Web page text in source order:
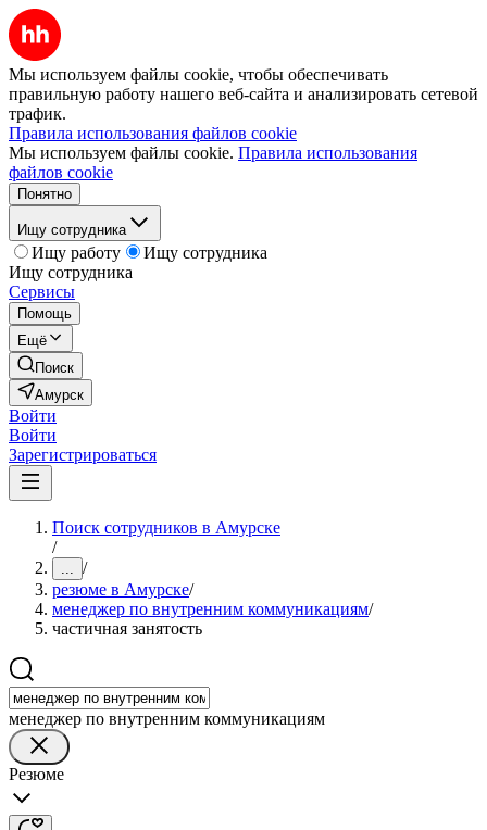
Мы используем файлы cookie, чтобы обеспечивать
правильную работу нашего веб-сайта и анализировать сетевой
трафик.
Правила использования файлов cookie
Мы используем файлы cookie. Правила использования
файлов cookie
Понятно
Ищу сотрудника
Ищу работу
Ищу сотрудника
Ищу сотрудника
Сервисы
Помощь
Ещё
Поиск
Амурск
Войти
Войти
Зарегистрироваться
Поиск сотрудников в Амурске
/
... /
резюме в Амурске/
менеджер по внутренним коммуникациям/
частичная занятость
менеджер по внутренним коммуникациям
Резюме